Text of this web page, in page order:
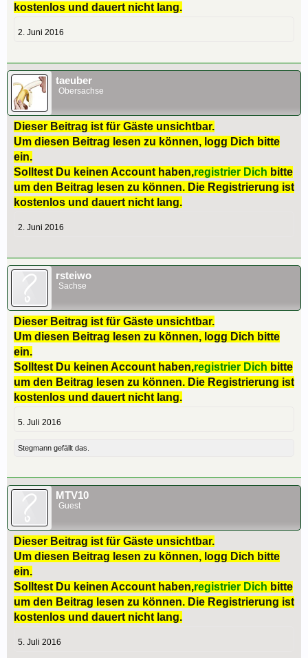
kostenlos und dauert nicht lang.
2. Juni 2016
taeuber
Obersachse
Dieser Beitrag ist für Gäste unsichtbar.
Um diesen Beitrag lesen zu können, logg Dich bitte
ein.
Solltest Du keinen Account haben,registrier Dich bitte
um den Beitrag lesen zu können. Die Registrierung ist
kostenlos und dauert nicht lang.
2. Juni 2016
rsteiwo
Sachse
Dieser Beitrag ist für Gäste unsichtbar.
Um diesen Beitrag lesen zu können, logg Dich bitte
ein.
Solltest Du keinen Account haben,registrier Dich bitte
um den Beitrag lesen zu können. Die Registrierung ist
kostenlos und dauert nicht lang.
5. Juli 2016
Stegmann gefällt das.
MTV10
Guest
Dieser Beitrag ist für Gäste unsichtbar.
Um diesen Beitrag lesen zu können, logg Dich bitte
ein.
Solltest Du keinen Account haben,registrier Dich bitte
um den Beitrag lesen zu können. Die Registrierung ist
kostenlos und dauert nicht lang.
5. Juli 2016